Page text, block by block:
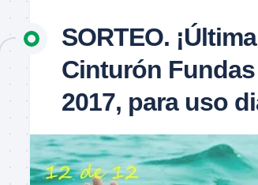
SORTEO.
Cinturón
2017, para uso